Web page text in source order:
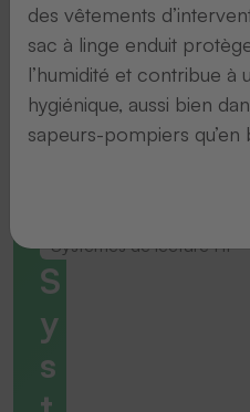
Systemes de lecture HF
S
y
s
des vêtements
sac à linge enduit
l’humidité et contribue à
hygiénique, aussi bien
sapeurs-pompiers qu’en